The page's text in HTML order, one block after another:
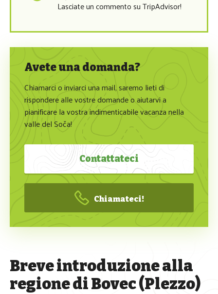
Lasciate un commento su TripAdvisor!
Avete una domanda?
Chiamarci o inviarci una mail, saremo lieti di
rispondere alle vostre domande o aiutarvi a
pianificare la vostra indimenticabile vacanza nella
valle del Soča!
Contattateci
Chiamateci!
Breve introduzione alla
regione di Bovec (Plezzo)